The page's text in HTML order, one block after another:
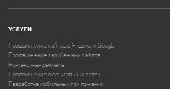
УСЛУГИ
Продвижение сайтов в Яндекс и Google
Продвижение зарубежных сайтов
Контекстная реклама
Продвижение в социальных сетях
Разработка мобильных приложений